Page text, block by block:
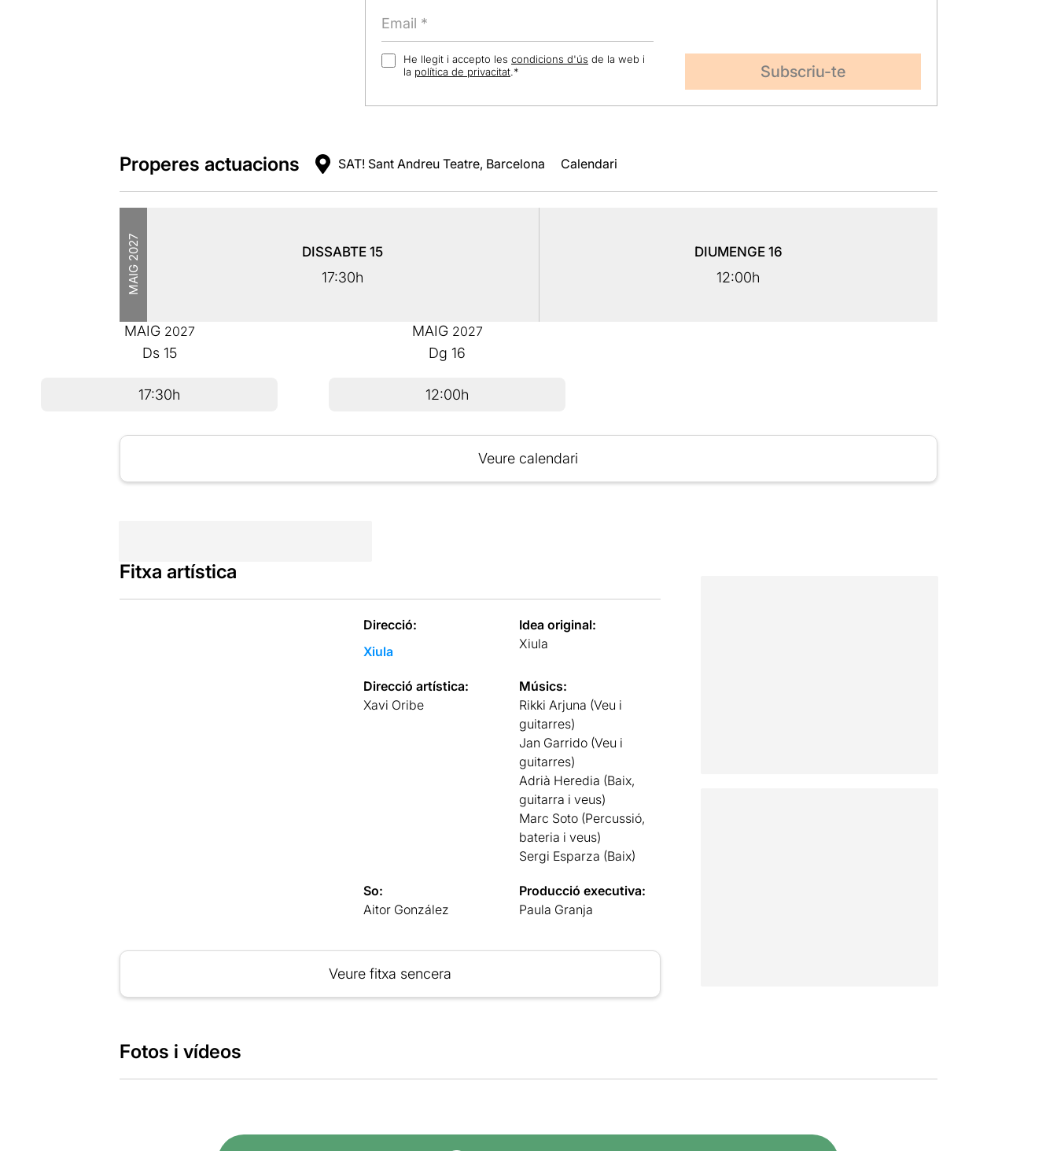
He llegit i accepto les condicions d'ús de la web i
la política de privacitat.*
Properes actuacions SAT! Sant Andreu Teatre, Barcelona Calendari
MAIG
2027 DISSABTE15
17:30h
DIUMENGE 16
12:00h
MAIG 2027
Ds 15
17:30h
MAIG 2027
Dg16
12:00h
Veure calendari
Fitxa artística
Direcció:
Xiula
Idea original:
Xiula
Direcció artística:
Xavi Oribe
Músics:
Rikki Arjuna (Veu i
guitarres)
Jan Garrido (Veu i
guitarres)
Adrià Heredia (Baix,
guitarra i veus)
Marc Soto (Percussió,
bateria i veus)
Sergi Esparza (Baix)
So:
Aitor González
Producció executiva:
Paula Granja
Veure fitxa sencera
Fotos i vídeos